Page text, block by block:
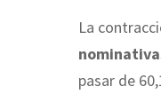
La
pasar de
n
b
e